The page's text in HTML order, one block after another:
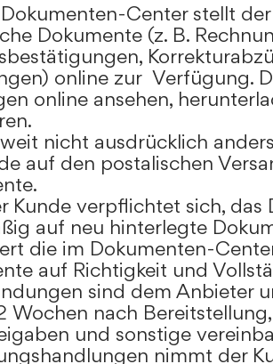
Center stellt
Dokumente (z. B.
online zur Verfügung.
online ansehen,
nicht ausdrücklich
auf den postalischen
verpflichtet sich, das
auf neu hinterlegte
die im Dokumenten-
auf Richtigkeit und
sind dem Anbieter
Wochen nach
und sonstige
nimmt der